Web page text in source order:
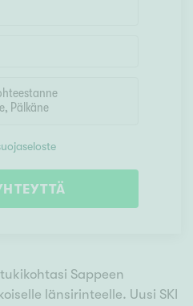
Sappeen
länsirinteelle. Uusi SKI